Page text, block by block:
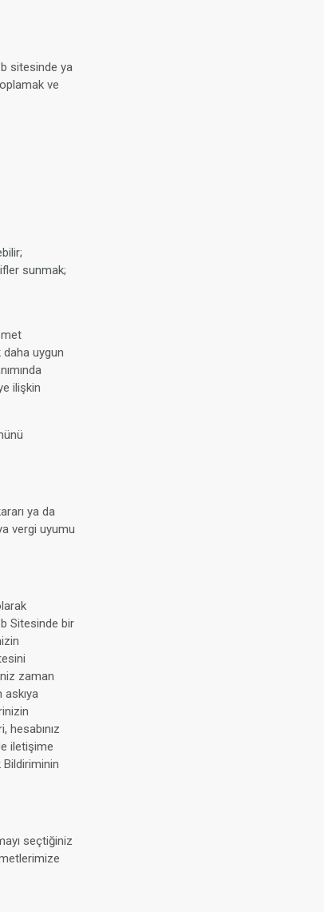
sitesinde ya
ve
sunmak;
daha uygun
ilişkin
ya da
vergi uyumu
Sitesinde bir
zaman
askıya
hesabınız
iletişime
Bildiriminin
seçtiğiniz